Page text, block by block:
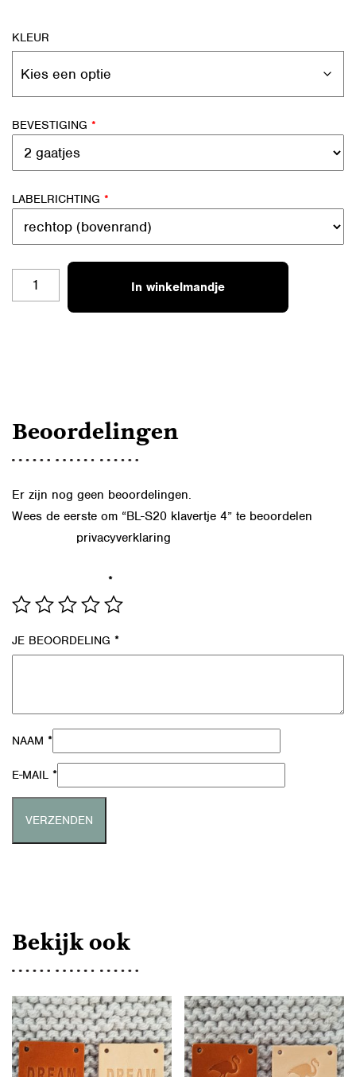
KLEUR
BEVESTIGING *
LABELRICHTING *
KLAVERTJE
In winkelmandje
Beoordelingen
Er zijn nog geen beoordelingen.
Wees de eerste om “BL-S20 klavertje 4” te beoordelen
privacyverklaring
*
JE BEOORDELING *
NAAM *
E-MAIL *
Bekijk ook